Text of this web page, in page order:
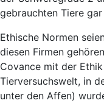
gebrauchten Tiere
Ethische Normen
diesen Firmen
Covance mit der
Tierversuchswelt, in
unter den Affen)